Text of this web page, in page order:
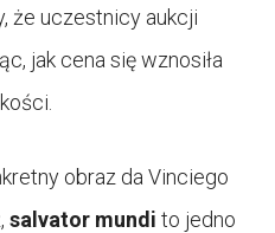
że uczestnicy aukcji
jak cena się wznosiła
obraz da Vinciego
salvator mundi to jedno